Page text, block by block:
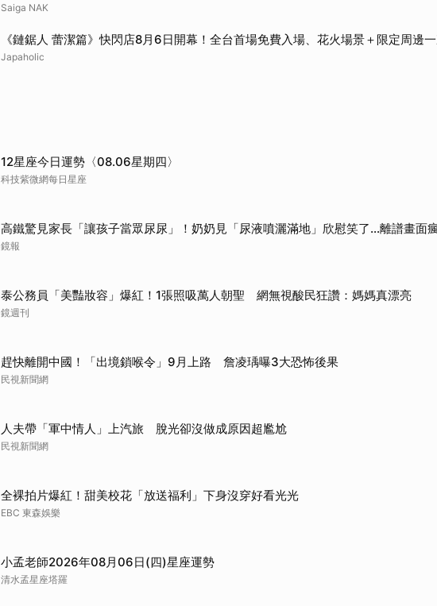
Saiga NAK
《鏈鋸人 蕾潔篇》快閃店8月6日開幕！全台首場免費入場、花火場景＋限定周邊
Japaholic
12星座今日運勢〈08.06星期四〉
科技紫微網每日星座
高鐵驚見家長「讓孩子當眾尿尿」！奶奶見「尿液噴灑滿地」欣慰笑了…離譜畫面
鏡報
泰公務員「美豔妝容」爆紅！1張照吸萬人朝聖 網無視酸民狂讚：媽媽真漂亮
鏡週刊
趕快離開中國！「出境鎖喉令」9月上路 詹凌瑀曝3大恐怖後果
民視新聞網
人夫帶「軍中情人」上汽旅 脫光卻沒做成原因超尷尬
民視新聞網
全裸拍片爆紅！甜美校花「放送福利」下身沒穿好看光光
EBC 東森娛樂
小孟老師2026年08月06日(四)星座運勢
清水孟星座塔羅